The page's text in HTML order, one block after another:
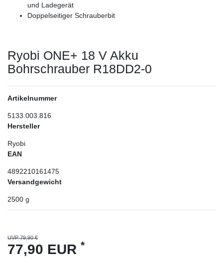
und Ladegerät
Doppelseitiger Schrauberbit
Ryobi ONE+ 18 V Akku
Bohrschrauber R18DD2-0
Artikelnummer
5133.003.816
Hersteller
Ryobi
EAN
4892210161475
Versandgewicht
2500 g
UVP 79,90 €
77,90 EUR *